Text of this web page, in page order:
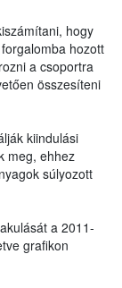
hogy
hozott
a csoportra
összesíteni
kiindulási
meg, ehhez
súlyozott
a 2011-
grafikon